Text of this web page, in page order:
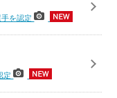
手を認定
定